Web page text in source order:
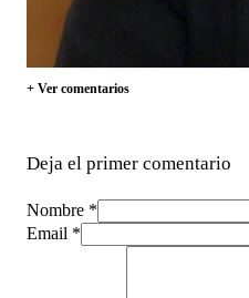
+ Ver comentarios
Deja el primer comentario
Nombre *
Email *